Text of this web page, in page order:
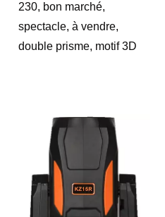
230, bon marché,
spectacle, à vendre,
double prisme, motif 3D